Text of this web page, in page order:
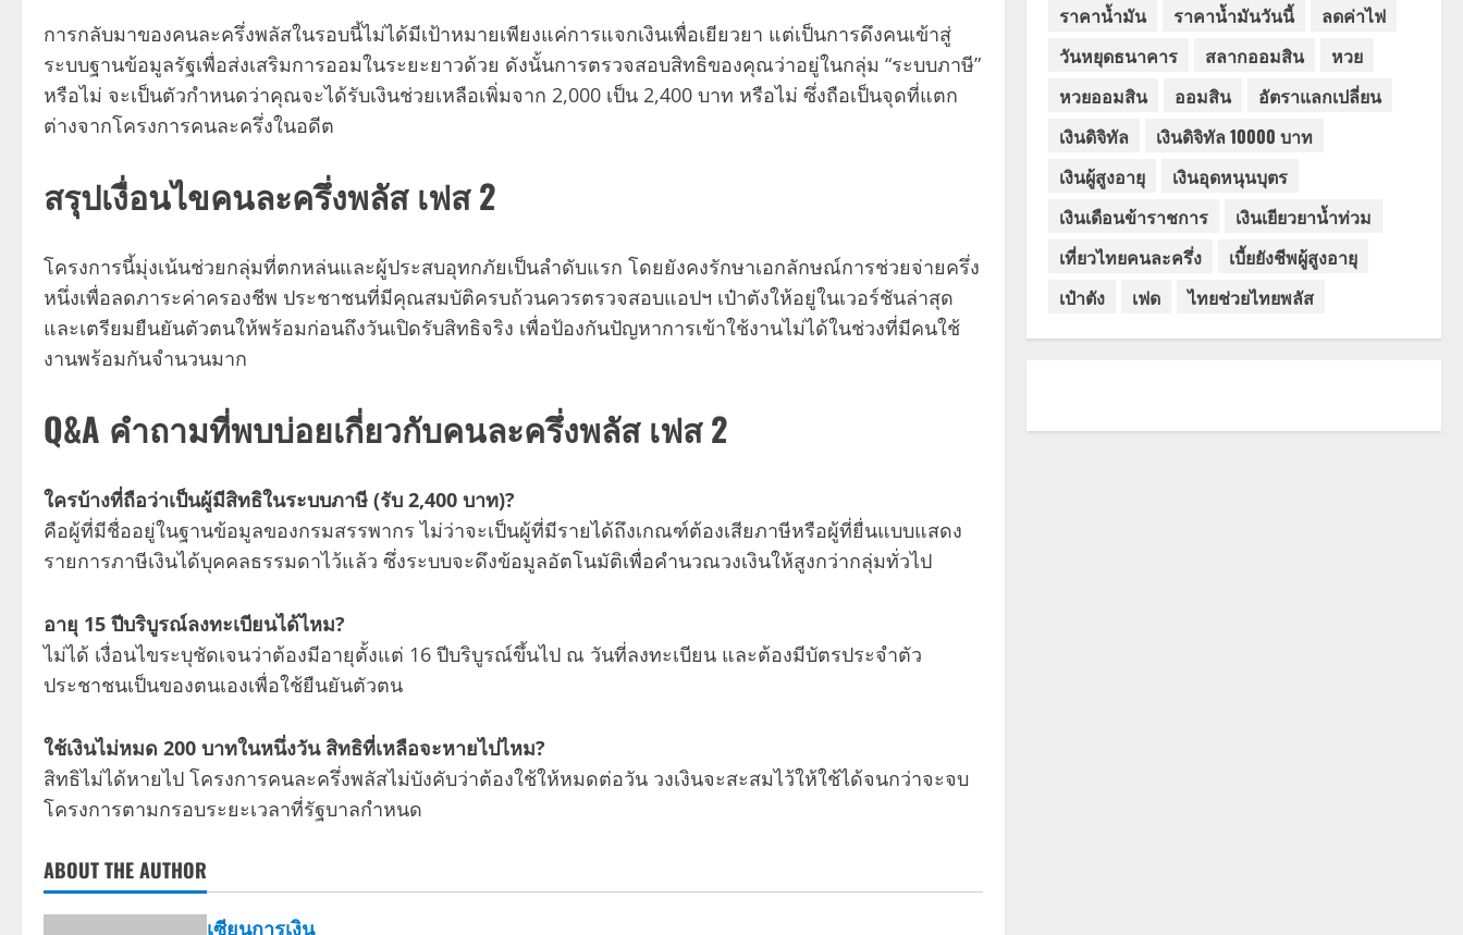
การกลับมาของคนละครึ่งพลัสในรอบนี้ไม่ได้มีเป้าหมายเพียงแค่การแจกเงินเพื่อเยียวยา แต่เป็นการดึงคนเข้าสู่
ระบบฐานข้อมูลรัฐเพื่อส่งเสริมการออมในระยะยาวด้วย ดังนั้นการตรวจสอบสิทธิของคุณว่าอยู่ในกลุ่ม “ระบบภาษี”
หรือไม่ จะเป็นตัวกำหนดว่าคุณจะได้รับเงินช่วยเหลือเพิ่มจาก 2,000 เป็น 2,400 บาท หรือไม่ ซึ่งถือเป็นจุดที่แตก
ต่างจากโครงการคนละครึ่งในอดีต
สรุปเงื่อนไขคนละครึ่งพลัส เฟส 2
โครงการนี้มุ่งเน้นช่วยกลุ่มที่ตกหล่นและผู้ประสบอุทกภัยเป็นลำดับแรก โดยยังคงรักษาเอกลักษณ์การช่วยจ่ายครึ่ง
หนึ่งเพื่อลดภาระค่าครองชีพ ประชาชนที่มีคุณสมบัติครบถ้วนควรตรวจสอบแอปฯ เป๋าตังให้อยู่ในเวอร์ชันล่าสุด
และเตรียมยืนยันตัวตนให้พร้อมก่อนถึงวันเปิดรับสิทธิจริง เพื่อป้องกันปัญหาการเข้าใช้งานไม่ได้ในช่วงที่มีคนใช้
งานพร้อมกันจำนวนมาก
Q&A คำถามที่พบบ่อยเกี่ยวกับคนละครึ่งพลัส เฟส 2
ใครบ้างที่ถือว่าเป็นผู้มีสิทธิในระบบภาษี (รับ 2,400 บาท)?
คือผู้ที่มีชื่ออยู่ในฐานข้อมูลของกรมสรรพากร ไม่ว่าจะเป็นผู้ที่มีรายได้ถึงเกณฑ์ต้องเสียภาษีหรือผู้ที่ยื่นแบบแสดง
รายการภาษีเงินได้บุคคลธรรมดาไว้แล้ว ซึ่งระบบจะดึงข้อมูลอัตโนมัติเพื่อคำนวณวงเงินให้สูงกว่ากลุ่มทั่วไป
อายุ 15 ปีบริบูรณ์ลงทะเบียนได้ไหม?
ไม่ได้ เงื่อนไขระบุชัดเจนว่าต้องมีอายุตั้งแต่ 16 ปีบริบูรณ์ขึ้นไป ณ วันที่ลงทะเบียน และต้องมีบัตรประจำตัว
ประชาชนเป็นของตนเองเพื่อใช้ยืนยันตัวตน
ใช้เงินไม่หมด 200 บาทในหนึ่งวัน สิทธิที่เหลือจะหายไปไหม?
สิทธิไม่ได้หายไป โครงการคนละครึ่งพลัสไม่บังคับว่าต้องใช้ให้หมดต่อวัน วงเงินจะสะสมไว้ให้ใช้ได้จนกว่าจะจบ
โครงการตามกรอบระยะเวลาที่รัฐบาลกำหนด
ABOUT THE AUTHOR
เซียนการเงิน
ราคาน้ำมัน
ราคาน้ำมันวันนี้
ลดค่าไฟ
วันหยุดธนาคาร
สลากออมสิน
หวย
หวยออมสิน
ออมสิน
อัตราแลกเปลี่ยน
เงินดิจิทัล
เงินดิจิทัล 10000 บาท
เงินผู้สูงอายุ
เงินอุดหนุนบุตร
เงินเดือนข้าราชการ
เงินเยียวยาน้ำท่วม
เที่ยวไทยคนละครึ่ง
เบี้ยยังชีพผู้สูงอายุ
เป๋าตัง
เฟด ไทยช่วยไทยพลัส